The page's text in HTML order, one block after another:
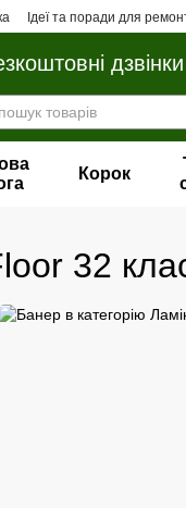
Ідеї та поради для
дзвінки
Корок
32